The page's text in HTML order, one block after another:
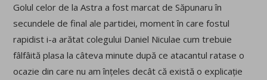
Golul celor de la Astra a fost marcat de Săpunaru în
secundele de final ale partidei, moment în care fostul
rapidist i-a arătat colegului Daniel Niculae cum trebuie
fâlfâită plasa la câteva minute după ce atacantul ratase o
ocazie din care nu am înțeles decât că există o explicație